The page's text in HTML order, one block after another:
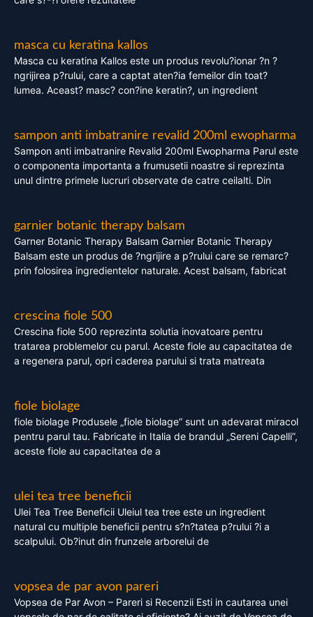
masca cu keratina kallos
Masca cu keratina Kallos este un produs revolu?ionar ?n ?
ngrijirea p?rului, care a captat aten?ia femeilor din toat?
lumea. Aceast? masc? con?ine keratin?, un ingredient
sampon anti imbatranire revalid 200ml ewopharma
Sampon anti imbatranire Revalid 200ml Ewopharma Parul este
o componenta importanta a frumusetii noastre si reprezinta
unul dintre primele lucruri observate de catre ceilalti. Din
garnier botanic therapy balsam
Garner Botanic Therapy Balsam Garnier Botanic Therapy
Balsam este un produs de ?ngrijire a p?rului care se remarc?
prin folosirea ingredientelor naturale. Acest balsam, fabricat
crescina fiole 500
Crescina fiole 500 reprezinta solutia inovatoare pentru
tratarea problemelor cu parul. Aceste fiole au capacitatea de
a regenera parul, opri caderea parului si trata matreata
fiole biolage
fiole biolage Produsele „fiole biolage” sunt un adevarat miracol
pentru parul tau. Fabricate in Italia de brandul „Sereni Capelli”,
aceste fiole au capacitatea de a
ulei tea tree beneficii
Ulei Tea Tree Beneficii Uleiul tea tree este un ingredient
natural cu multiple beneficii pentru s?n?tatea p?rului ?i a
scalpului. Ob?inut din frunzele arborelui de
vopsea de par avon pareri
Vopsea de Par Avon – Pareri si Recenzii Esti in cautarea unei